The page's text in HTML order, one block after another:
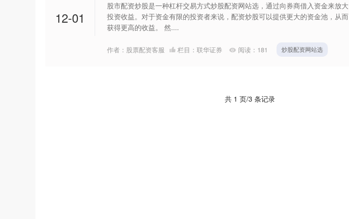
12-01
股市配资炒股是一种杠杆交易方式炒股配资网站选，通过向券商借入资金来放大
投资收益。对于资金有限的投资者来说，配资炒股可以提供更大的资金池，从而
获得更高的收益。 然....
作者：股票配资客服 栏目： 联华证券 阅读： 181 炒股配资网站选
共 1 页/3 条记录